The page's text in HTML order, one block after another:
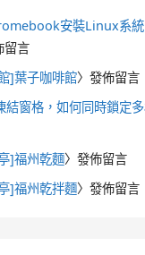
安裝Linux系統
留言
]葉子咖啡館〉發佈留言
結窗格，如何同時鎖定
]福州乾麵〉發佈留言
]福州乾拌麵〉發佈留言